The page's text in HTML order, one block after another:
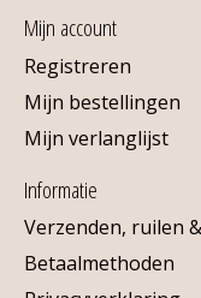
Mijn account
Registreren
Mijn bestellingen
Mijn verlanglijst
Informatie
Verzenden, ruilen
Betaalmethoden